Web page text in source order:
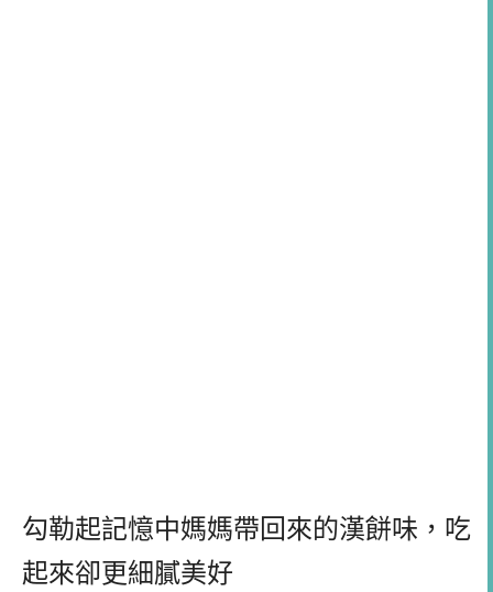
勾勒起記憶中媽媽帶回來的漢餅味，吃
起來卻更細膩美好